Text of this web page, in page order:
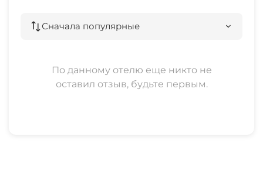
15 мин
30 мин
Сначала популярные
По данному отелю еще никто не
оставил отзыв, будьте первым.